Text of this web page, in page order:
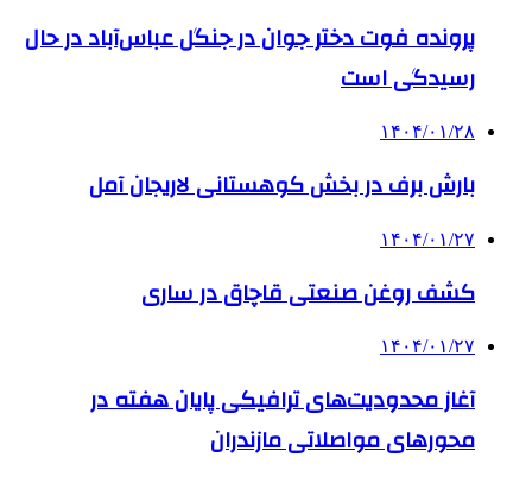
پرونده فوت دختر جوان در جنگل عباس‌آباد در حال
رسیدگی است
۱۴۰۴/۰۱/۲۸
بارش برف در بخش کوهستانی لاریجان آمل
۱۴۰۴/۰۱/۲۷
کشف روغن صنعتی قاچاق در ساری
۱۴۰۴/۰۱/۲۷
آغاز محدودیت‌های ترافیکی پایان هفته در
محورهای مواصلاتی مازندران